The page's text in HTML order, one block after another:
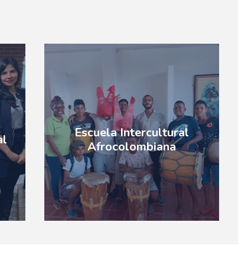
Escuela Intercultural
Afrocolombiana